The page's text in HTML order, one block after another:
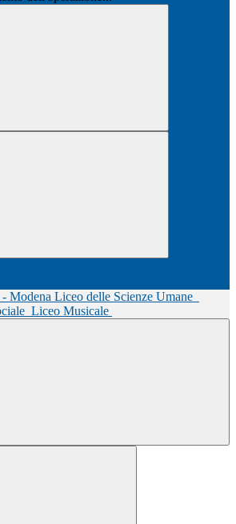
Liceo delle Scienze Umane
Liceo Musicale